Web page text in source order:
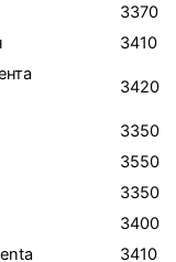
3370
3410
3420
3350
3550
3350
3400
3410